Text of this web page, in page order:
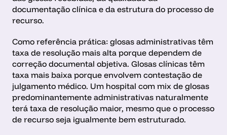
documentação clínica e da estrutura do processo de
recurso.
Como referência prática: glosas administrativas têm
taxa de resolução mais alta porque dependem de
correção documental objetiva. Glosas clínicas têm
taxa mais baixa porque envolvem contestação de
julgamento médico. Um hospital com mix de glosas
predominantemente administrativas naturalmente
terá taxa de resolução maior, mesmo que o processo
de recurso seja igualmente bem estruturado.